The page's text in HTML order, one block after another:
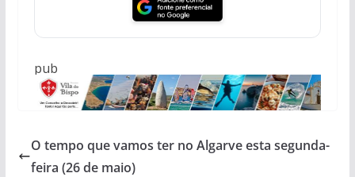
pub
O tempo que vamos ter no Algarve esta segunda-
feira (26 de maio)